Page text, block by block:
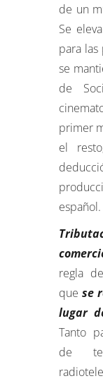
de un
Se
para las
se
de
primer
el
español.
regla
que se
lugar
Tanto
de